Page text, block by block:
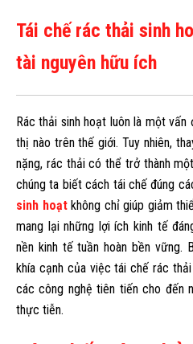
Tái chế rác thải sinh
tài nguyên hữu ích
Rác thải sinh hoạt luôn là một
thị nào trên thế giới. Tuy nhiên,
nặng, rác thải có thể trở thành
chúng ta biết cách tái chế đúng
sinh hoạtkhông chỉ giúp giảm
mang lại những lợi ích kinh tế
nền kinh tế tuần hoàn bền vững.
khía cạnh của việc tái chế rác
các công nghệ tiên tiến cho đến
thực tiễn.